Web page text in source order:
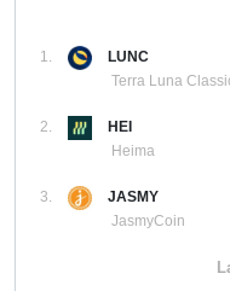
1.
LUNC
Terra Luna
2.
HEI
Heima
3.
JASMY
JasmyCoin